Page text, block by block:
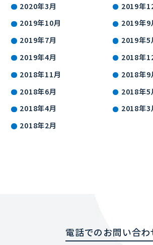
2020年3月
2019年
2019年10月
2019年9
2019年7月
2019年5
2019年4月
2018年
2018年11月
2018年9
2018年6月
2018年5
2018年4月
2018年3
2018年2月
電話でのお問い合わ